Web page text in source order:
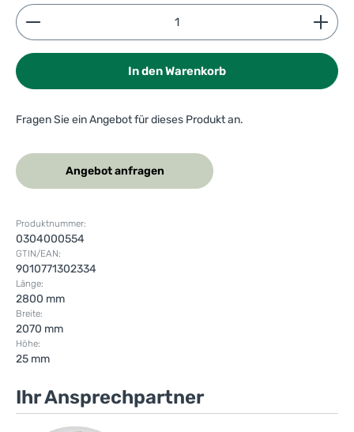
Produkt Anzahl: Gib den gewünschten Wert ein
In den Warenkorb
Fragen Sie ein Angebot für dieses Produkt an.
Angebot anfragen
Produktnummer:
0304000554
GTIN/EAN:
9010771302334
Länge:
2800 mm
Breite:
2070 mm
Höhe:
25 mm
Ihr Ansprechpartner